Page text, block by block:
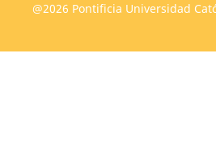
@2026 Pontificia Universidad